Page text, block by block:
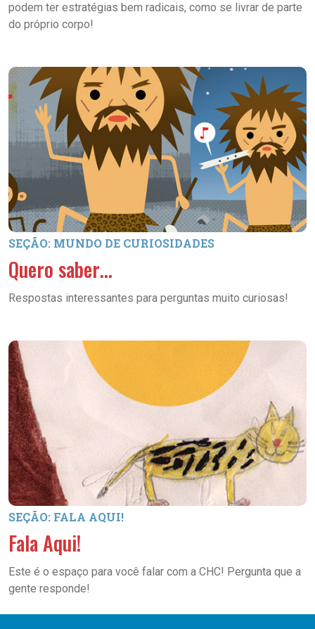
podem ter estratégias bem radicais, como se livrar de parte
do próprio corpo!
SEÇÃO: MUNDO DE CURIOSIDADES
Quero saber…
Respostas interessantes para perguntas muito curiosas!
SEÇÃO: FALA AQUI!
Fala Aqui!
Este é o espaço para você falar com a CHC! Pergunta que a
gente responde!